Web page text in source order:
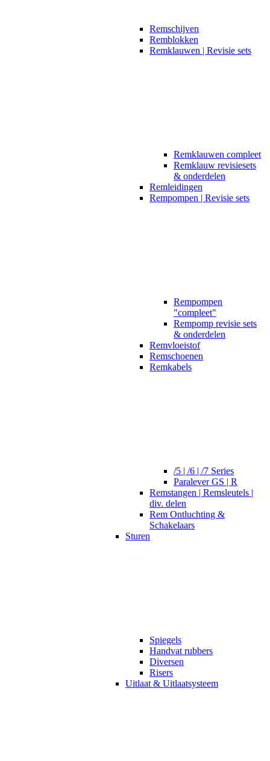
Remschijven
Remblokken
Remklauwen | Revisie sets
Remklauwen compleet
Remklauw revisiesets
& onderdelen
Remleidingen
Rempompen | Revisie sets
Rempompen
"compleet"
Rempomp revisie sets
& onderdelen
Remvloeistof
Remschoenen
Remkabels
/5 | /6 | /7 Series
Paralever GS | R
Remstangen | Remsleutels |
div. delen
Rem Ontluchting &
Schakelaars
Sturen
Spiegels
Handvat rubbers
Diversen
Risers
Uitlaat & Uitlaatsysteem